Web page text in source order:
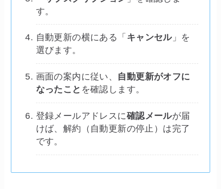
す。
自動更新の横にある「 キャンセル」を
選びます。
画面の案内に従い、 自動更新がオフに
なったこと を確認します。
登録メールアドレスに確認メールが届
けば、解約（自動更新の停止）は完了
です。